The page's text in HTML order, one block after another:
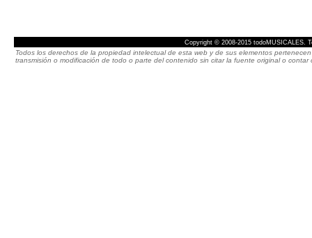
Copyright © 2008-2015 todoMUSICALES.
Todos los derechos de la propiedad intelectual de esta web y de sus elementos
transmisión o modificación de todo o parte del contenido sin citar la fuente original o